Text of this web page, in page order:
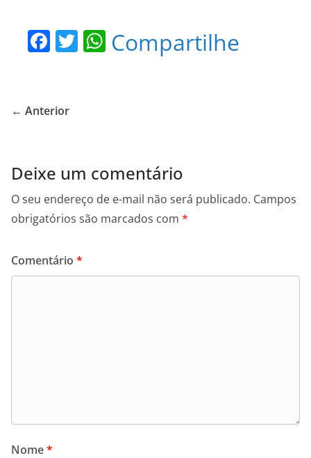
F
e
o
k
T W
p
Compartilhe
← Anterior
Deixe um comentário
O seu endereço de e-mail não será publicado. Campos
obrigatórios são marcados com *
Comentário *
Nome*